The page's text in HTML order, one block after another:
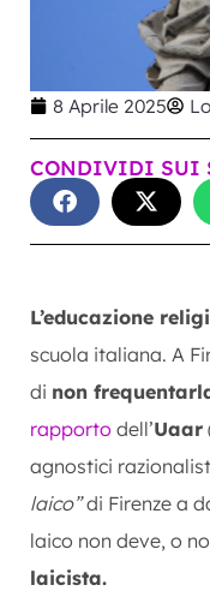
8 Aprile 2025
CONDIVIDI SUI
L’educazione
scuola italiana. A
di non
rapporto dell’Uaar
agnostici
laico”di Firenze a
laico non deve, o
laicista.